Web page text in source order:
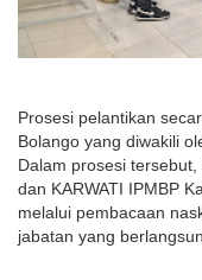
Prosesi pelantikan
Bolango yang diwakili
Dalam prosesi
dan KARWATI IPMBP
melalui pembacaan
jabatan yang